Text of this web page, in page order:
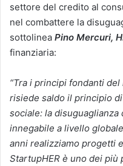
settore del credito al
nel combattere la
sottolinea Pino Mercuri,
finanziaria:
“Tra i principi fondanti
risiede saldo il principio
sociale: la
innegabile a livello
anni realizziamo progetti
StartupHER è uno dei più